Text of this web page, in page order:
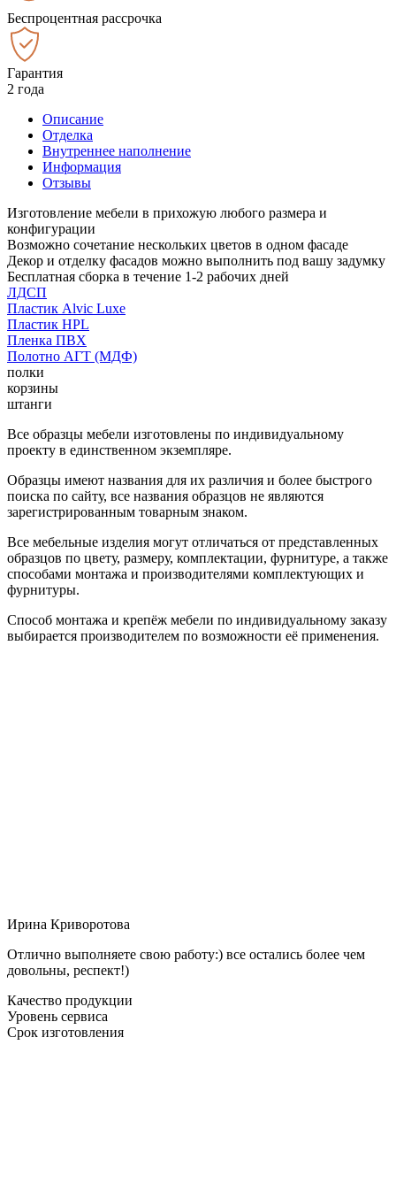
Беспроцентная рассрочка
Гарантия
2 года
Описание
Отделка
Внутреннее наполнение
Информация
Отзывы
Изготовление мебели в прихожую любого размера и
конфигурации
Возможно сочетание нескольких цветов в одном фасаде
Декор и отделку фасадов можно выполнить под вашу задумку
Бесплатная сборка в течение 1-2 рабочих дней
ЛДСП
Пластик Alvic Luxe
Пластик HPL
Пленка ПВХ
Полотно АГТ (МДФ)
полки
корзины
штанги
Все образцы мебели изготовлены по индивидуальному
проекту в единственном экземпляре.
Образцы имеют названия для их различия и более быстрого
поиска по сайту, все названия образцов не являются
зарегистрированным товарным знаком.
Все мебельные изделия могут отличаться от представленных
образцов по цвету, размеру, комплектации, фурнитуре, а также
способами монтажа и производителями комплектующих и
фурнитуры.
Способ монтажа и крепёж мебели по индивидуальному заказу
выбирается производителем по возможности её применения.
Ирина Криворотова
Отлично выполняете свою работу:) все остались более чем
довольны, респект!)
Качество продукции
Уровень сервиса
Срок изготовления